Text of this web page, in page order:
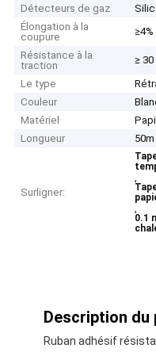
Détecteurs de gaz
Élongation à la
coupure
≥4%
Résistance à la
traction
≥
Le type
Couleur
Matériel
Longueur
50m
Surligner:
,
,
0.1
Description du
Ruban adhésif